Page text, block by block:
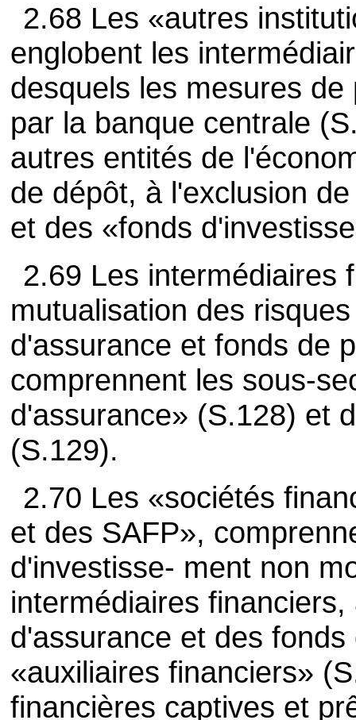
2.68 Les «autres
englobent les
desquels les mesures
par la banque centrale
autres entités de
de dépôt, à l'exclusion
et des «fonds
2.69 Les intermédiaires
mutualisation des
d'assurance et fonds de
comprennent les sous-
d'assurance» (S.128) et
(S.129).
2.70 Les «sociétés
et des SAFP»,
d'investisse- ment non
intermédiaires
d'assurance et des
«auxiliaires financiers»
financières captives et